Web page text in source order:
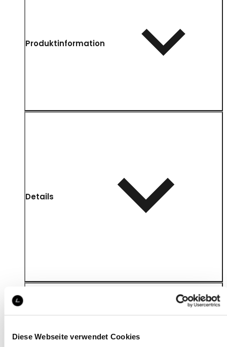
Diese Webseite verwendet Cookies
Produktinformation
Details